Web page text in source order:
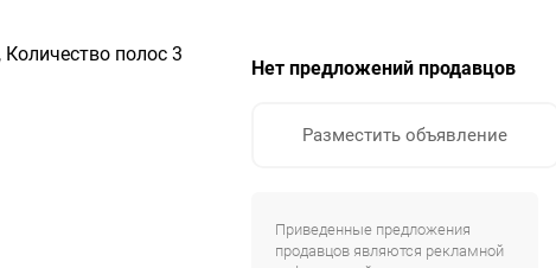
полос 3
Нет предложений продавцов
Разместить объявление
Приведенные предложения
продавцов являются рекламной